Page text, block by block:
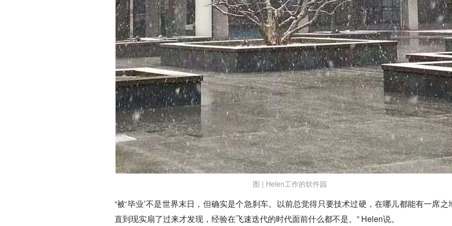
图 | Helen工作的软件园
“被‘毕业’不是世界末日，但确实是个急刹车。以前总觉得只要技术过硬，在哪儿都能有一席之
直到现实扇了过来才发现，经验在飞速迭代的时代面前什么都不是。” Helen说。